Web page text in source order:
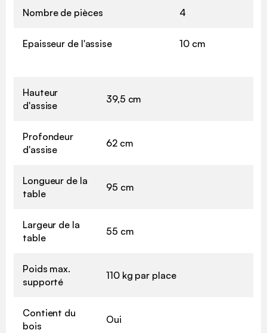
Nombre de pièces 4
Epaisseur de l'assise 10 cm
Hauteur
d'assise
39,5 cm
Profondeur
d'assise
62 cm
Longueur de la
table
95 cm
Largeur de la
table
55 cm
Poids max.
supporté
110 kg par place
Contient du
bois
Oui